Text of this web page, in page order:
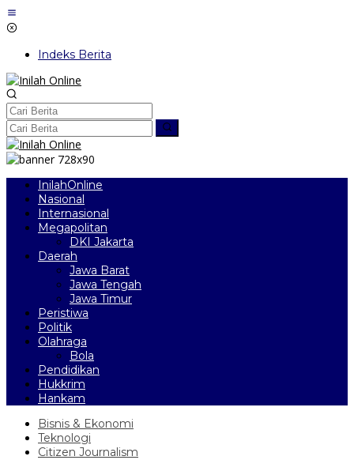
Lewati
ke
Indeks Berita
InilahOnline
Nasional
Internasional
Megapolitan
DKI Jakarta
Daerah
Jawa Barat
Jawa Tengah
Jawa Timur
Peristiwa
Politik
Olahraga
Bola
Pendidikan
Hukkrim
Hankam
Bisnis & Ekonomi
Teknologi
Citizen Journalism